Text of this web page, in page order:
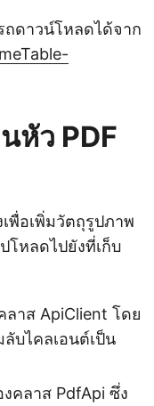
ดาวน์โหลดได้จาก
หัว PDF
พื่อเพิ่มวัตถุรูปภาพ
โหลดไปยังที่เก็บ
าส ApiClient โดย
บไคลเอนต์เป็น
คลาส PdfApi ซึ่ง